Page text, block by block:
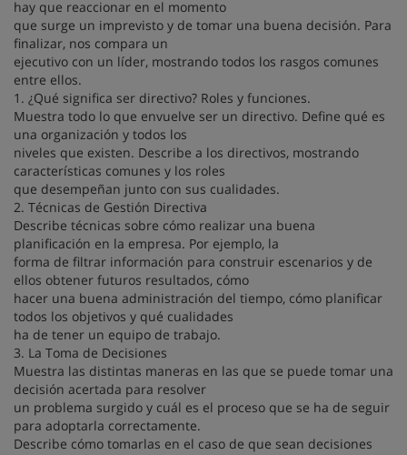
hay que reaccionar en el momento
que surge un imprevisto y de tomar una buena decisión. Para
finalizar, nos compara un
ejecutivo con un líder, mostrando todos los rasgos comunes
entre ellos.
1. ¿Qué significa ser directivo? Roles y funciones.
Muestra todo lo que envuelve ser un directivo. Define qué es
una organización y todos los
niveles que existen. Describe a los directivos, mostrando
características comunes y los roles
que desempeñan junto con sus cualidades.
2. Técnicas de Gestión Directiva
Describe técnicas sobre cómo realizar una buena
planificación en la empresa. Por ejemplo, la
forma de filtrar información para construir escenarios y de
ellos obtener futuros resultados, cómo
hacer una buena administración del tiempo, cómo planificar
todos los objetivos y qué cualidades
ha de tener un equipo de trabajo.
3. La Toma de Decisiones
Muestra las distintas maneras en las que se puede tomar una
decisión acertada para resolver
un problema surgido y cuál es el proceso que se ha de seguir
para adoptarla correctamente.
Describe cómo tomarlas en el caso de que sean decisiones